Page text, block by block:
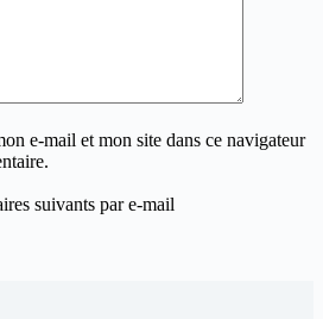
e-mail et mon site dans ce navigateur
suivants par e-mail